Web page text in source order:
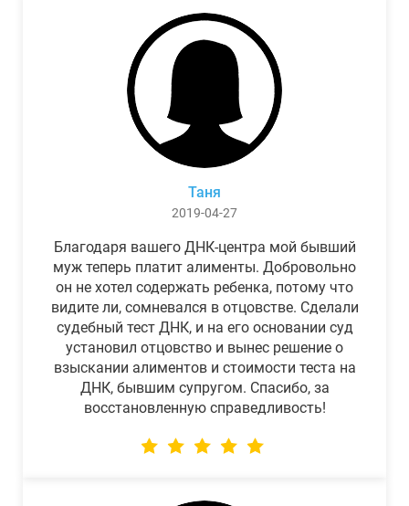
Таня
2019-04-27
Благодаря вашего ДНК-центра мой бывший
муж теперь платит алименты. Добровольно
он не хотел содержать ребенка, потому что
видите ли, сомневался в отцовстве. Сделали
судебный тест ДНК, и на его основании суд
установил отцовство и вынес решение о
взыскании алиментов и стоимости теста на
ДНК, бывшим супругом. Спасибо, за
восстановленную справедливость!